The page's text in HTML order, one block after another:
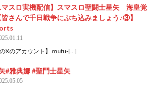
マスロ実機配信】スマスロ聖闘士星矢 海皇覚
さんで千日戦争にぶち込みましょう♪③】
のXのアカウント】 mutu-[…]
#雅典娜 #聖鬥士星矢